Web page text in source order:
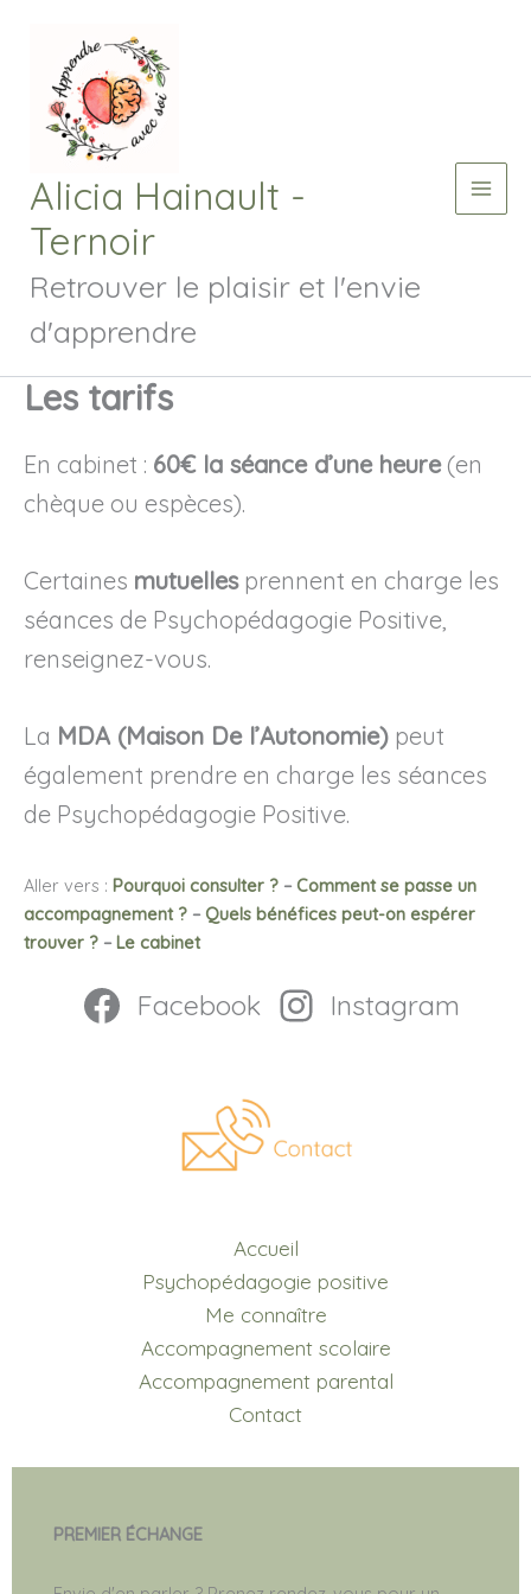
contenu
Alicia Hainault -
Ternoir
Retrouver le plaisir et l'envie
d'apprendre
Main
Les tarifs
En cabinet : 60€ la séance d’une heure(en
chèque ou espèces).
Certaines mutuellesprennent en charge les
séances de Psychopédagogie Positive,
renseignez-vous.
La MDA (Maison De l’Autonomie) peut
également prendre en charge les séances
de Psychopédagogie Positive.
Aller vers : Pourquoi consulter ? – Comment se passe un
accompagnement ? – Quels bénéfices peut-on espérer
trouver ? – Le cabinet
Facebook Instagram
Accueil
Psychopédagogie positive
Me connaître
Accompagnement scolaire
Accompagnement parental
Contact
PREMIER ÉCHANGE